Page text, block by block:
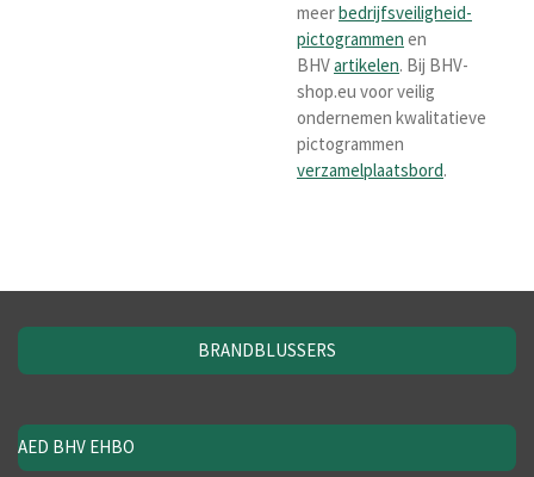
meerbedrijfsveiligheid-
pictogrammen en
BHVartikelen. Bij BHV-
shop.eu voor veilig
ondernemen kwalitatieve
pictogrammen
verzamelplaatsbord.
BRANDBLUSSERS
AED BHV EHBO